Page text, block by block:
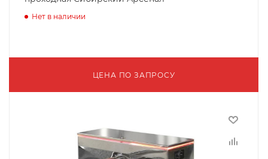
Нет в наличии
ЦЕНА ПО ЗАПРОСУ